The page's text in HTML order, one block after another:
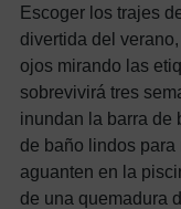
Escoger los trajes
divertida del
ojos mirando las
sobrevivirá tres
inundan la barra de
de baño lindos
aguanten en la
de una quemadura